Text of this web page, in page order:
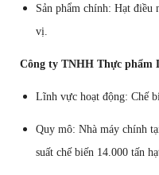
Sản phẩm chính: Hạt điều
vị.
Công ty TNHH Thực phẩm
Lĩnh vực hoạt động: Chế
Quy mô: Nhà máy chính
suất chế biến 14.000 tấn